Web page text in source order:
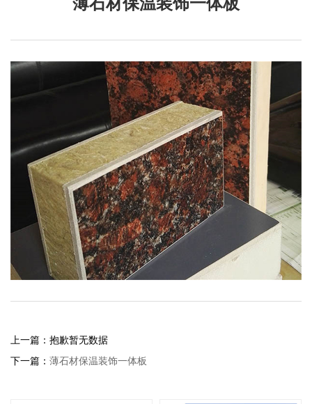
上一篇：抱歉暂无数据
下一篇： 薄石材保温装饰一体板